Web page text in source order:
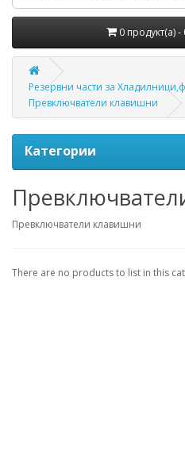
0 продукт(а) -
Резервни части за
Превключватели клавишни
Категории
Превключватели клавишни
There are no products to list in this